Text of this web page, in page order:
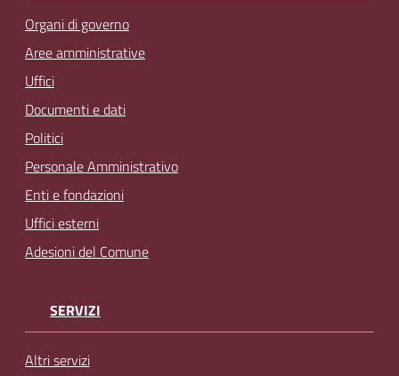
Organi di governo
Aree amministrative
Uffici
Documenti e dati
Politici
Personale Amministrativo
Enti e fondazioni
Uffici esterni
Adesioni del Comune
SERVIZI
Altri servizi